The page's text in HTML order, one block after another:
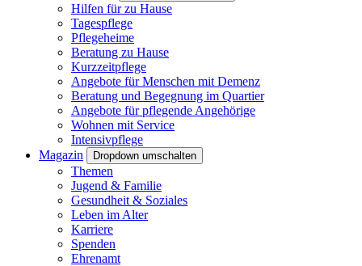
Hilfen für zu Hause
Tagespflege
Pflegeheime
Beratung zu Hause
Kurzzeitpflege
Angebote für Menschen mit Demenz
Beratung und Begegnung im Quartier
Angebote für pflegende Angehörige
Wohnen mit Service
Intensivpflege
Magazin
Dropdown umschalten
Themen
Jugend & Familie
Gesundheit & Soziales
Leben im Alter
Karriere
Spenden
Ehrenamt